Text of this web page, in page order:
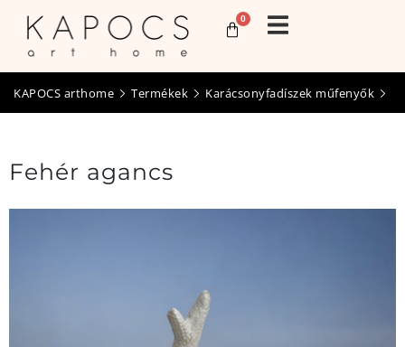
0
KAPOCS arthome Termékek Karácsonyfadíszek műfenyők
Fehér agancs